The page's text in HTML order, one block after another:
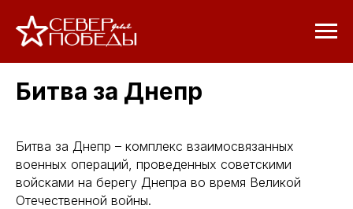
Битва за Днепр
Битва за Днепр – комплекс взаимосвязанных
военных операций, проведенных советскими
войсками на берегу Днепра во время Великой
Отечественной войны.